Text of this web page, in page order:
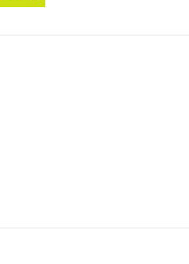
iDye wird in einer